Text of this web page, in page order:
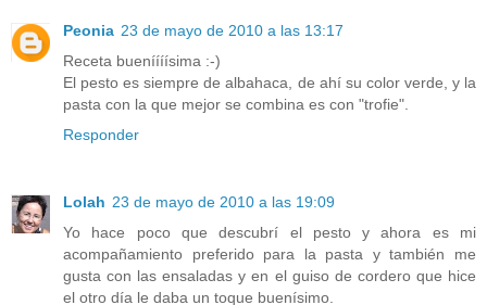
Peonia 23 de mayo de 2010 a las 13:17
Receta bueníííísima :-)
El pesto es siempre de albahaca, de ahí su color verde, y la
pasta con la que mejor se combina es con "trofie".
Responder
Lolah 23 de mayo de 2010 a las 19:09
Yo hace poco que descubrí el pesto y ahora es mi
acompañamiento preferido para la pasta y también me
gusta con las ensaladas y en el guiso de cordero que hice
el otro día le daba un toque buenísimo.